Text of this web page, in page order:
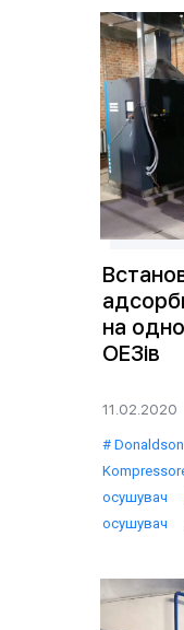
на
ОЕЗів
11.02.2020
Donaldson
осушувач
осушувач